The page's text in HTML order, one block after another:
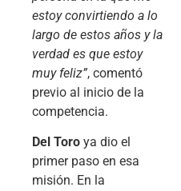
estoy convirtiendo a lo
largo de estos años y la
verdad es que estoy
muy feliz”, comentó
previo al inicio de la
competencia.
Del Toro ya dio el
primer paso en esa
misión. En la